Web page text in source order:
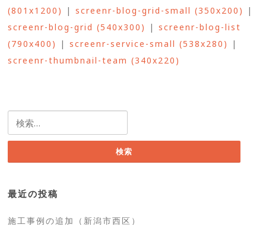
(801x1200)
|screenr-blog-grid-small (350x200)
|
screenr-blog-grid (540x300)
|screenr-blog-list
(790x400)
|screenr-service-small (538x280)
|
screenr-thumbnail-team (340x220)
索:
最近の投稿
施工事例の追加（新潟市西区）